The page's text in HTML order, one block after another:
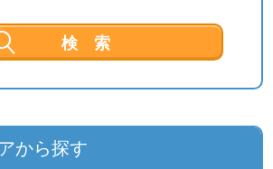
から探す